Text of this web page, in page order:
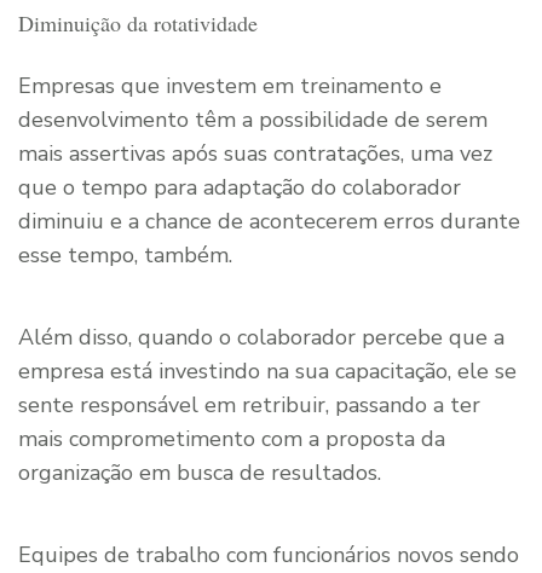
Diminuição da rotatividade
Empresas que investem em treinamento e
desenvolvimento têm a possibilidade de serem
mais assertivas após suas contratações, uma vez
que o tempo para adaptação do colaborador
diminuiu e a chance de acontecerem erros durante
esse tempo, também.
Além disso, quando o colaborador percebe que a
empresa está investindo na sua capacitação, ele se
sente responsável em retribuir, passando a ter
mais comprometimento com a proposta da
organização em busca de resultados.
Equipes de trabalho com funcionários novos sendo